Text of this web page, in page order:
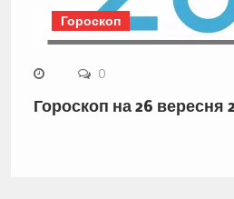
Гороскоп
0
Гороскоп на 26 вересня